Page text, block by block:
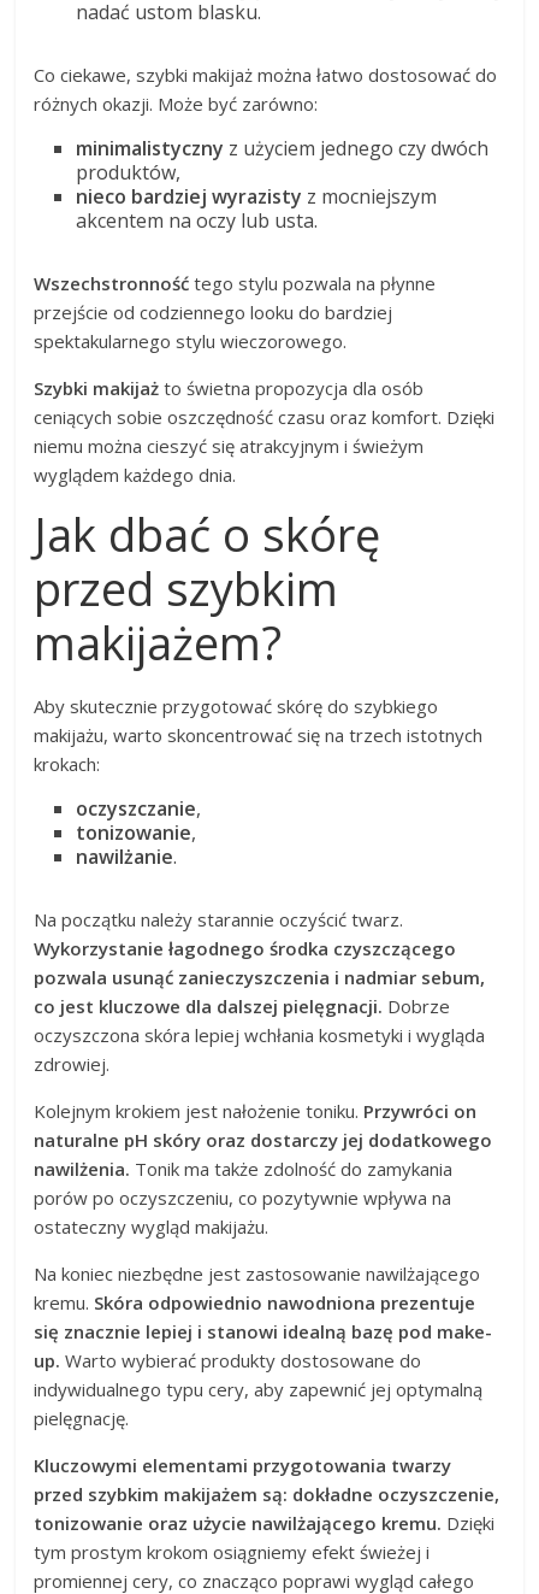
nadać ustom blasku.
Co ciekawe, szybki makijaż można łatwo dostosować do
różnych okazji. Może być zarówno:
minimalistyczny z użyciem jednego czy dwóch
produktów,
nieco bardziej wyrazisty z mocniejszym
akcentem na oczy lub usta.
Wszechstronność tego stylu pozwala na płynne
przejście od codziennego looku do bardziej
spektakularnego stylu wieczorowego.
Szybki makijaż to świetna propozycja dla osób
ceniących sobie oszczędność czasu oraz komfort. Dzięki
niemu można cieszyć się atrakcyjnym i świeżym
wyglądem każdego dnia.
Jak dbać o skórę
przed szybkim
makijażem?
Aby skutecznie przygotować skórę do szybkiego
makijażu, warto skoncentrować się na trzech istotnych
krokach:
oczyszczanie,
tonizowanie,
nawilżanie.
Na początku należy starannie oczyścić twarz.
Wykorzystanie łagodnego środka czyszczącego
pozwala usunąć zanieczyszczenia i nadmiar sebum,
co jest kluczowe dla dalszej pielęgnacji. Dobrze
oczyszczona skóra lepiej wchłania kosmetyki i wygląda
zdrowiej.
Kolejnym krokiem jest nałożenie toniku. Przywróci on
naturalne pH skóry oraz dostarczy jej dodatkowego
nawilżenia. Tonik ma także zdolność do zamykania
porów po oczyszczeniu, co pozytywnie wpływa na
ostateczny wygląd makijażu.
Na koniec niezbędne jest zastosowanie nawilżającego
kremu. Skóra odpowiednio nawodniona prezentuje
się znacznie lepiej i stanowi idealną bazę pod make-
up. Warto wybierać produkty dostosowane do
indywidualnego typu cery, aby zapewnić jej optymalną
pielęgnację.
Kluczowymi elementami przygotowania twarzy
przed szybkim makijażem są: dokładne oczyszczenie,
tonizowanie oraz użycie nawilżającego kremu. Dzięki
tym prostym krokom osiągniemy efekt świeżej i
promiennej cery, co znacząco poprawi wygląd całego